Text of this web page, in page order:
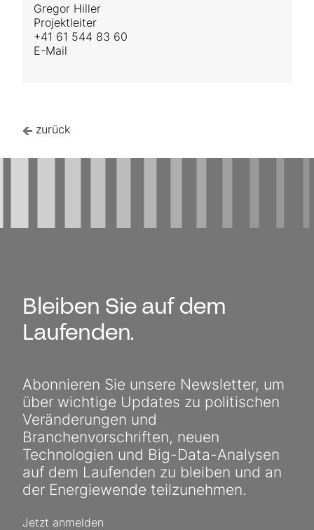
Gregor Hiller
Projektleiter
+41 61 544 83 60
E-Mail
zurück
Bleiben Sie auf dem
Laufenden.
Abonnieren Sie unsere Newsletter, um
über wichtige Updates zu politischen
Veränderungen und
Branchenvorschriften, neuen
Technologien und Big-Data-Analysen
auf dem Laufenden zu bleiben und an
der Energiewende teilzunehmen.
Jetzt anmelden